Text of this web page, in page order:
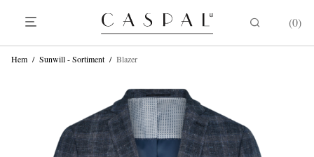
0
Hem / Sunwill - Sortiment / Blazer